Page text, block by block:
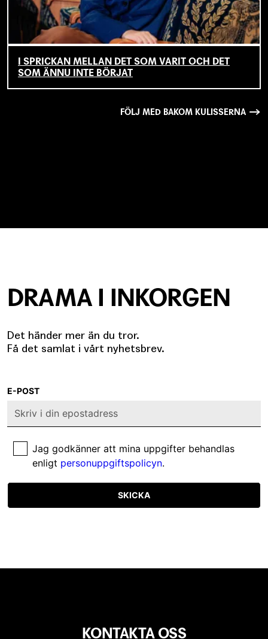
I SPRICKAN MELLAN DET SOM VARIT OCH DET
SOM ÄNNU INTE BÖRJAT
FÖLJ MED BAKOM KULISSERNA
DRAMA I INKORGEN
Det händer mer än du tror.
Få det samlat i vårt nyhetsbrev.
E-POST
Jag godkänner att mina uppgifter behandlas
enligt personuppgiftspolicyn.
SKICKA
KONTAKTA OSS